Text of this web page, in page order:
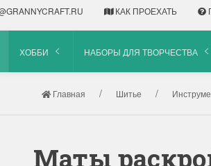
КАК ПРОЕХАТЬ
ХОББИ НАБОРЫ ДЛЯ ТВОРЧЕСТВА
Главная Шитье
Маты